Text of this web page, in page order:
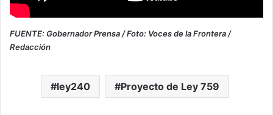
FUENTE: Gobernador Prensa / Foto: Voces de la Frontera /
Redacción
ley240 Proyecto de Ley 759